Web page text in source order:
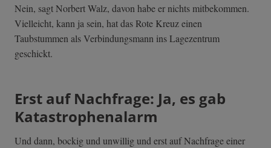
Nein, sagt Norbert Walz, davon habe er nichts mitbekommen.
Vielleicht, kann ja sein, hat das Rote Kreuz einen
Taubstummen als Verbindungsmann ins Lagezentrum
geschickt.
Erst auf Nachfrage: Ja, es gab
Katastrophenalarm
Und dann, bockig und unwillig und erst auf Nachfrage einer